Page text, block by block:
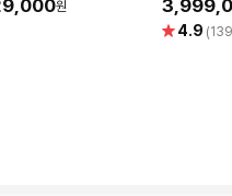
원
GAMING
AMD 게
별 4.9